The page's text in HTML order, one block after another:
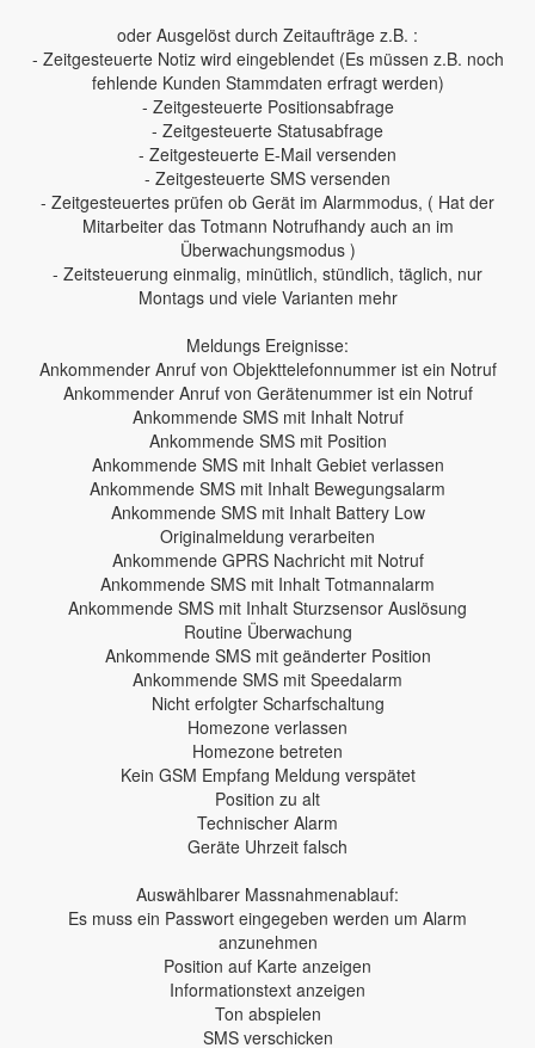
oder Ausgelöst durch Zeitaufträge z.B. :
- Zeitgesteuerte Notiz wird eingeblendet (Es müssen z.B. noch
fehlende Kunden Stammdaten erfragt werden)
- Zeitgesteuerte Positionsabfrage
- Zeitgesteuerte Statusabfrage
- Zeitgesteuerte E-Mail versenden
- Zeitgesteuerte SMS versenden
- Zeitgesteuertes prüfen ob Gerät im Alarmmodus, ( Hat der
Mitarbeiter das Totmann Notrufhandy auch an im
Überwachungsmodus )
- Zeitsteuerung einmalig, minütlich, stündlich, täglich, nur
Montags und viele Varianten mehr
Meldungs Ereignisse:
Ankommender Anruf von Objekttelefonnummer ist ein Notruf
Ankommender Anruf von Gerätenummer ist ein Notruf
Ankommende SMS mit Inhalt Notruf
Ankommende SMS mit Position
Ankommende SMS mit Inhalt Gebiet verlassen
Ankommende SMS mit Inhalt Bewegungsalarm
Ankommende SMS mit Inhalt Battery Low
Originalmeldung verarbeiten
Ankommende GPRS Nachricht mit Notruf
Ankommende SMS mit Inhalt Totmannalarm
Ankommende SMS mit Inhalt Sturzsensor Auslösung
Routine Überwachung
Ankommende SMS mit geänderter Position
Ankommende SMS mit Speedalarm
Nicht erfolgter Scharfschaltung
Homezone verlassen
Homezone betreten
Kein GSM Empfang Meldung verspätet
Position zu alt
Technischer Alarm
Geräte Uhrzeit falsch
Auswählbarer Massnahmenablauf:
Es muss ein Passwort eingegeben werden um Alarm
anzunehmen
Position auf Karte anzeigen
Informationstext anzeigen
Ton abspielen
SMS verschicken